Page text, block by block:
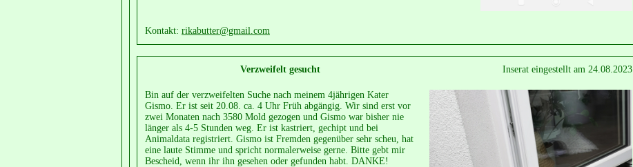
Kontakt: rikabutter@gmail.com
Verzweifelt gesucht Inserat eingestellt am 24.08.2023
Bin auf der verzweifelten Suche nach meinem 4jährigen Kater
Gismo. Er ist seit 20.08. ca. 4 Uhr Früh abgängig. Wir sind erst vor
zwei Monaten nach 3580 Mold gezogen und Gismo war bisher nie
länger als 4-5 Stunden weg. Er ist kastriert, gechipt und bei
Animaldata registriert. Gismo ist Fremden gegenüber sehr scheu, hat
eine laute Stimme und spricht normalerweise gerne. Bitte gebt mir
Bescheid, wenn ihr ihn gesehen oder gefunden habt. DANKE!